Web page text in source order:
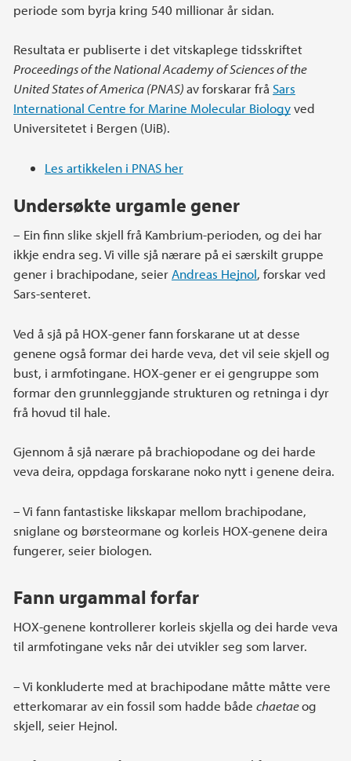
periode som byrja kring 540 millionar år sidan.
Resultata er publiserte i det vitskaplege tidsskriftet
Proceedings of the National Academy of Sciences of the
United States of America (PNAS)av forskarar frå Sars
International Centre for Marine Molecular Biologyved
Universitetet i Bergen (UiB).
Les artikkelen i PNAS her
Undersøkte urgamle gener
– Ein finn slike skjell frå Kambrium-perioden, og dei har
ikkje endra seg. Vi ville sjå nærare på ei særskilt gruppe
gener i brachipodane, seierAndreas Hejnol, forskar ved
Sars-senteret.
Ved å sjå på HOX-gener fann forskarane ut at desse
genene også formar dei harde veva, det vil seie skjell og
bust, i armfotingane. HOX-gener er ei gengruppe som
formar den grunnleggjande strukturen og retninga i dyr
frå hovud til hale.
Gjennom å sjå nærare på brachiopodane og dei harde
veva deira, oppdaga forskarane noko nytt i genene deira.
– Vi fann fantastiske likskapar mellom brachipodane,
sniglane og børsteormane og korleis HOX-genene deira
fungerer, seier biologen.
Fann urgammal forfar
HOX-genene kontrollerer korleis skjella og dei harde veva
til armfotingane veks når dei utvikler seg som larver.
– Vi konkluderte med at brachipodane måtte måtte vere
etterkomarar av ein fossil som hadde både chaetaeog
skjell, seier Hejnol.